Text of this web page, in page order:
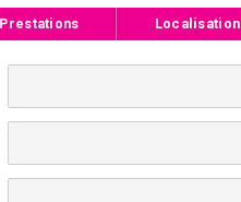
Prestations Localisation